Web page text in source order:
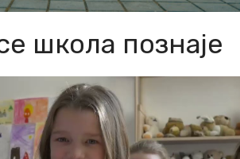
школа познаје